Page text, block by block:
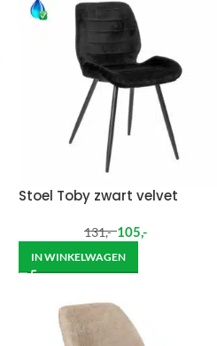
Stoel Toby zwart velvet
131,- 105,-
IN WINKELWAGEN